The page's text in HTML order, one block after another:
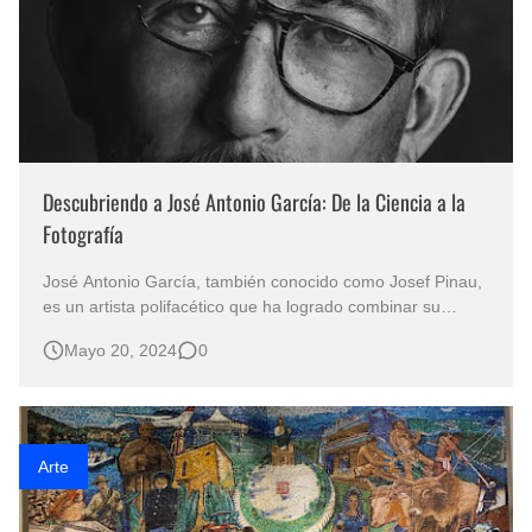
Descubriendo a José Antonio García: De la Ciencia a la
Fotografía
José Antonio García, también conocido como Josef Pinau,
es un artista polifacético que ha logrado combinar su
tecnología con una pasión profunda por la fotografía.
Mayo 20, 2024 0
Arte